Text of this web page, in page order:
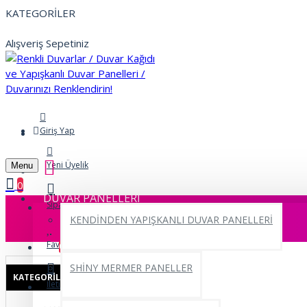
KATEGORİLER
Alışveriş Sepetiniz
Giriş Yap
Yeni Üyelik
Siparişlerim
Favorilerim
0
İletişim
DUVAR PANELLERİ
KENDİNDEN YAPIŞKANLI DUVAR PANELLERİ
SHİNY MERMER PANELLER
Menu
0
KATEGORILER